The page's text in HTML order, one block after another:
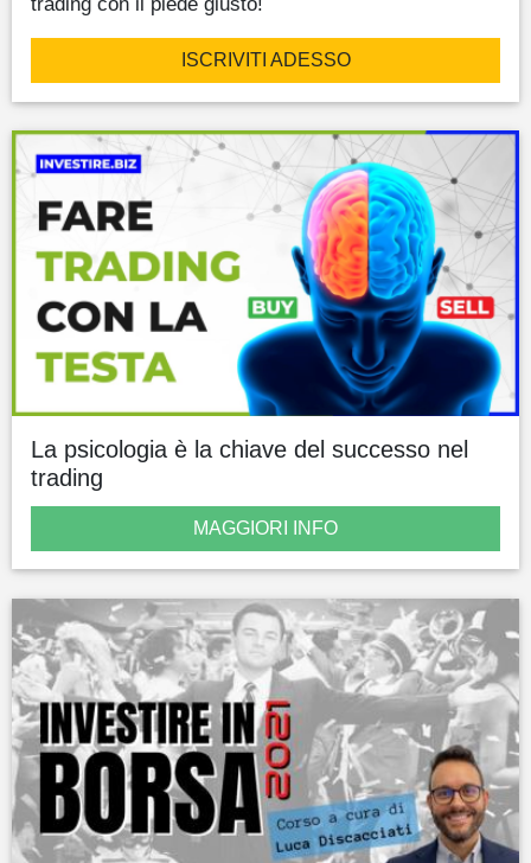
ISCRIVITI ADESSO
La psicologia è la chiave del successo nel
trading
MAGGIORI INFO